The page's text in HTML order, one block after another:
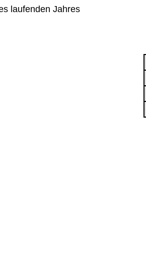
laufenden Jahres